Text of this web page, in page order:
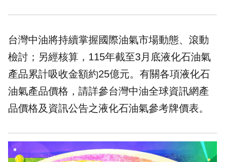
台灣中油將持續掌握國際油氣市場動態、滾動
檢討；另經核算，115年截至3月底液化石油氣
產品累計吸收金額約25億元。有關各項液化石
油氣產品價格，請詳參台灣中油全球資訊網產
品價格及資訊公告之液化石油氣參考牌價表。